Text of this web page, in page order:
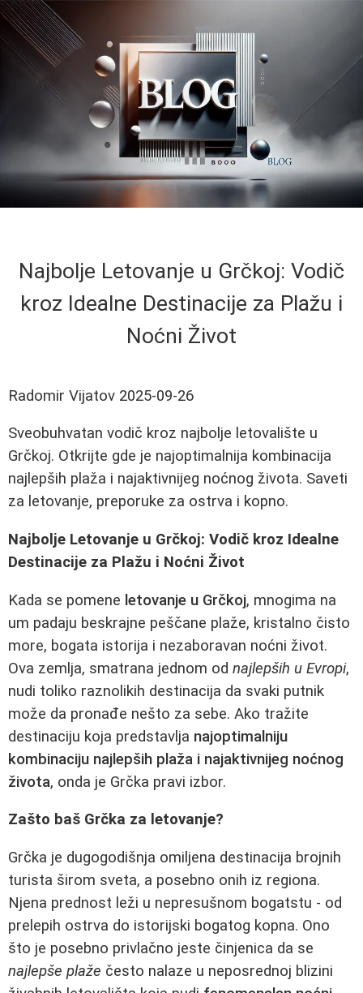
Najbolje Letovanje u Grčkoj: Vodič
kroz Idealne Destinacije za Plažu i
Noćni Život
Radomir Vijatov 2025-09-26
Sveobuhvatan vodič kroz najbolje letovalište u
Grčkoj. Otkrijte gde je najoptimalnija kombinacija
najlepših plaža i najaktivnijeg noćnog života. Saveti
za letovanje, preporuke za ostrva i kopno.
Najbolje Letovanje u Grčkoj: Vodič kroz Idealne
Destinacije za Plažu i Noćni Život
Kada se pomene letovanje u Grčkoj, mnogima na
um padaju beskrajne peščane plaže, kristalno čisto
more, bogata istorija i nezaboravan noćni život.
Ova zemlja, smatrana jednom od najlepših u Evropi,
nudi toliko raznolikih destinacija da svaki putnik
može da pronađe nešto za sebe. Ako tražite
destinaciju koja predstavlja najoptimalniju
kombinaciju najlepših plaža i najaktivnijeg noćnog
života, onda je Grčka pravi izbor.
Zašto baš Grčka za letovanje?
Grčka je dugogodišnja omiljena destinacija brojnih
turista širom sveta, a posebno onih iz regiona.
Njena prednost leži u nepresušnom bogatstu - od
prelepih ostrva do istorijski bogatog kopna. Ono
što je posebno privlačno jeste činjenica da se
najlepše plaže često nalaze u neposrednoj blizini